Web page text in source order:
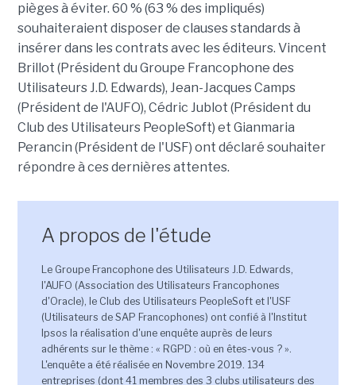
pièges à éviter. 60 % (63 % des impliqués)
souhaiteraient disposer de clauses standards à
insérer dans les contrats avec les éditeurs. Vincent
Brillot (Président du Groupe Francophone des
Utilisateurs J.D. Edwards), Jean-Jacques Camps
(Président de l'AUFO), Cédric Jublot (Président du
Club des Utilisateurs PeopleSoft) et Gianmaria
Perancin (Président de l'USF) ont déclaré souhaiter
répondre à ces dernières attentes.
A propos de l'étude
Le Groupe Francophone des Utilisateurs J.D. Edwards,
l'AUFO (Association des Utilisateurs Francophones
d'Oracle), le Club des Utilisateurs PeopleSoft et l'USF
(Utilisateurs de SAP Francophones) ont confié à l'Institut
Ipsos la réalisation d'une enquête auprès de leurs
adhérents sur le thème : « RGPD : où en êtes-vous ? ».
L'enquête a été réalisée en Novembre 2019. 134
entreprises (dont 41 membres des 3 clubs utilisateurs des